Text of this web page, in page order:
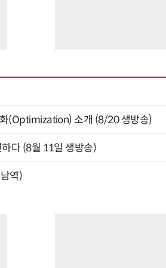
(Optimization) 소개 (8/20 생방송)
다 (8월 11일 생방송)
역)